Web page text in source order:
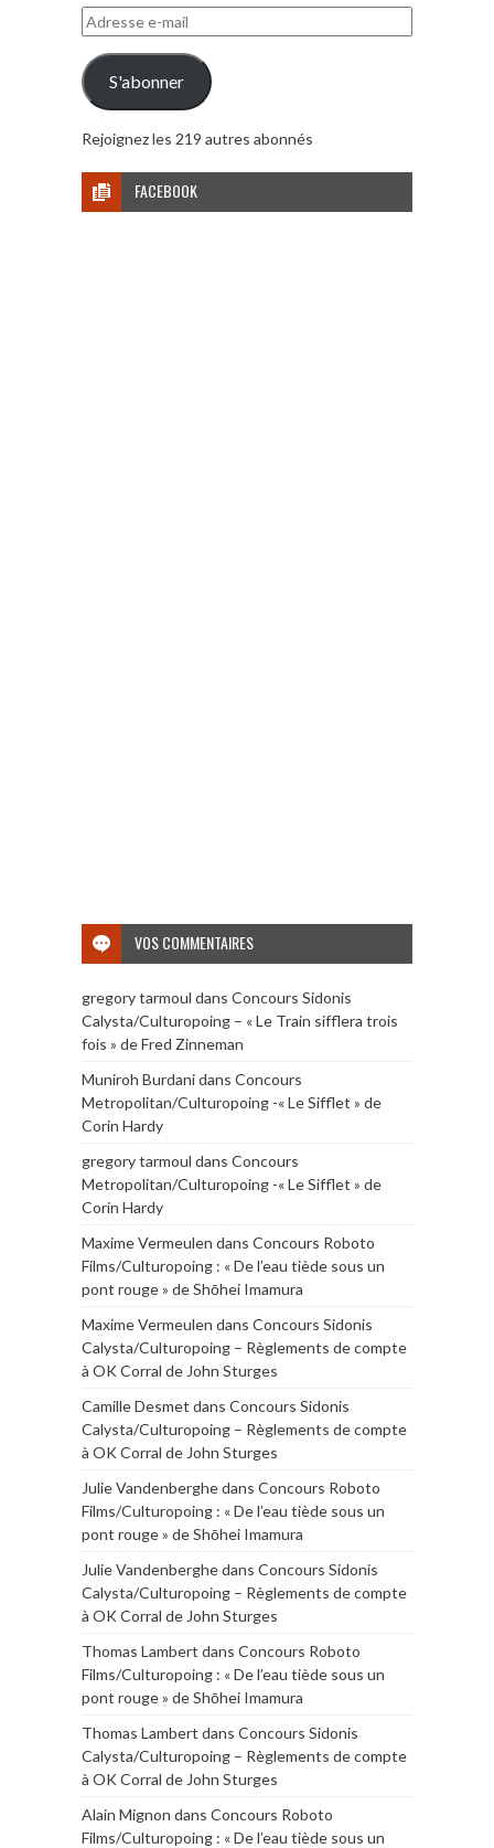
Adresse
e-
mail
S'abonner
Rejoignez les 219 autres abonnés
FACEBOOK
VOS COMMENTAIRES
gregory tarmoul dans Concours Sidonis
Calysta/Culturopoing – « Le Train sifflera trois
fois » de Fred Zinneman
Muniroh Burdanidans Concours
Metropolitan/Culturopoing -« Le Sifflet » de
Corin Hardy
gregory tarmoul dans Concours
Metropolitan/Culturopoing -« Le Sifflet » de
Corin Hardy
Maxime Vermeulen dans Concours Roboto
Films/Culturopoing : « De l’eau tiède sous un
pont rouge » de Shōhei Imamura
Maxime Vermeulen dans Concours Sidonis
Calysta/Culturopoing – Règlements de compte
à OK Corral de John Sturges
Camille Desmet dans Concours Sidonis
Calysta/Culturopoing – Règlements de compte
à OK Corral de John Sturges
Julie Vandenberghedans Concours Roboto
Films/Culturopoing : « De l’eau tiède sous un
pont rouge » de Shōhei Imamura
Julie Vandenberghedans Concours Sidonis
Calysta/Culturopoing – Règlements de compte
à OK Corral de John Sturges
Thomas Lambert dans Concours Roboto
Films/Culturopoing : « De l’eau tiède sous un
pont rouge » de Shōhei Imamura
Thomas Lambert dans Concours Sidonis
Calysta/Culturopoing – Règlements de compte
à OK Corral de John Sturges
Alain Mignon dans Concours Roboto
Films/Culturopoing : « De l’eau tiède sous un